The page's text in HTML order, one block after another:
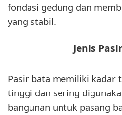
fondasi gedung dan
yang stabil.
Jenis
Pasir bata memiliki kadar
tinggi dan sering
bangunan untuk pasang